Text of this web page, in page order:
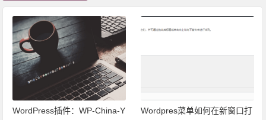
WordPress插件：WP-China-Y
Wordpres菜单如何在新窗口打